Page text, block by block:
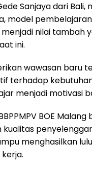
Sanjaya dari
model
nilai tambah
ini.
wawasan baru
terhadap
menjadi motivasi
BOE
menghasilkan